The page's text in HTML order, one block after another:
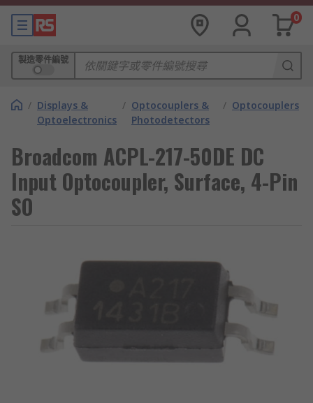
0
製造零件編號
/ Displays &
Optoelectronics
/ Optocouplers &
Photodetectors
/ Optocouplers
Broadcom ACPL-217-50DE DC
Input Optocoupler, Surface, 4-Pin
SO